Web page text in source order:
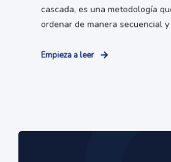
cascada, es una metodología
ordenar de manera secuencial
Empieza a leer